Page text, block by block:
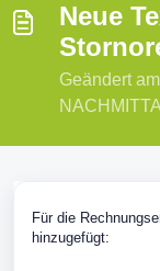
Neue
Geändert
Für die
hinzugefügt: